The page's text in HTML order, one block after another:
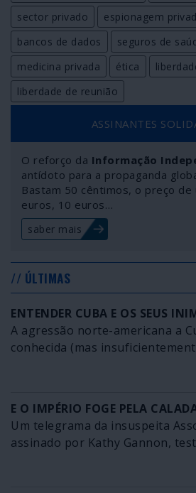
sector privado
espionagem
bancos de dados
seguros de
medicina privada
ética
liberdade de reunião
ASSINANTES
O reforço da Informação
antídoto para a propaganda
Bastam 50 cêntimos, o preço de
euros, 10 euros…
saber mais
// ÚLTIMAS
ENTENDER CUBA E OS SEUS
A agressão norte-americana a
conhecida (mas
E O IMPÉRIO FOGE PELA
Um telegrama da insuspeita
assinado por Kathy Gannon,